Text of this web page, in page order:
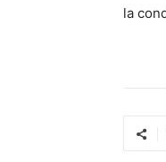
la